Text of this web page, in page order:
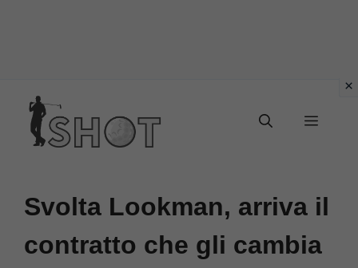
contenuto
Menu
Svolta Lookman, arriva il
contratto che gli cambia